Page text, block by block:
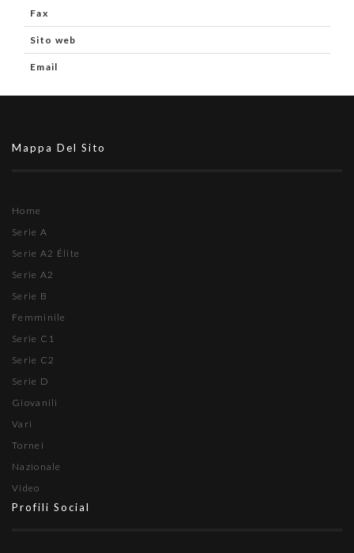
Fax
Sito web
Email
Mappa Del Sito
Home
Serie A
Serie A2 Élite
Serie A2
Serie B
Femminile
Serie C1
Serie C2
Serie D
Giovanili
Vari
Tornei
Nazionale
Video
Profili Social